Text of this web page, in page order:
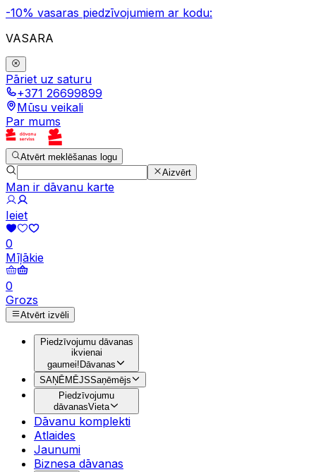
-10% vasaras piedzīvojumiem ar kodu:
VASARA
Pāriet uz saturu
+371 26699899
Mūsu veikali
Par mums
Atvērt meklēšanas logu
Aizvērt
Man ir dāvanu karte
Ieiet
0
Mīļākie
0
Grozs
Atvērt izvēli
Piedzīvojumu dāvanas
ikvienai
gaumei!Dāvanas
SAŅĒMĒJSSaņēmējs
Piedzīvojumu
dāvanasVieta
Dāvanu komplekti
Atlaides
Jaunumi
Biznesa dāvanas